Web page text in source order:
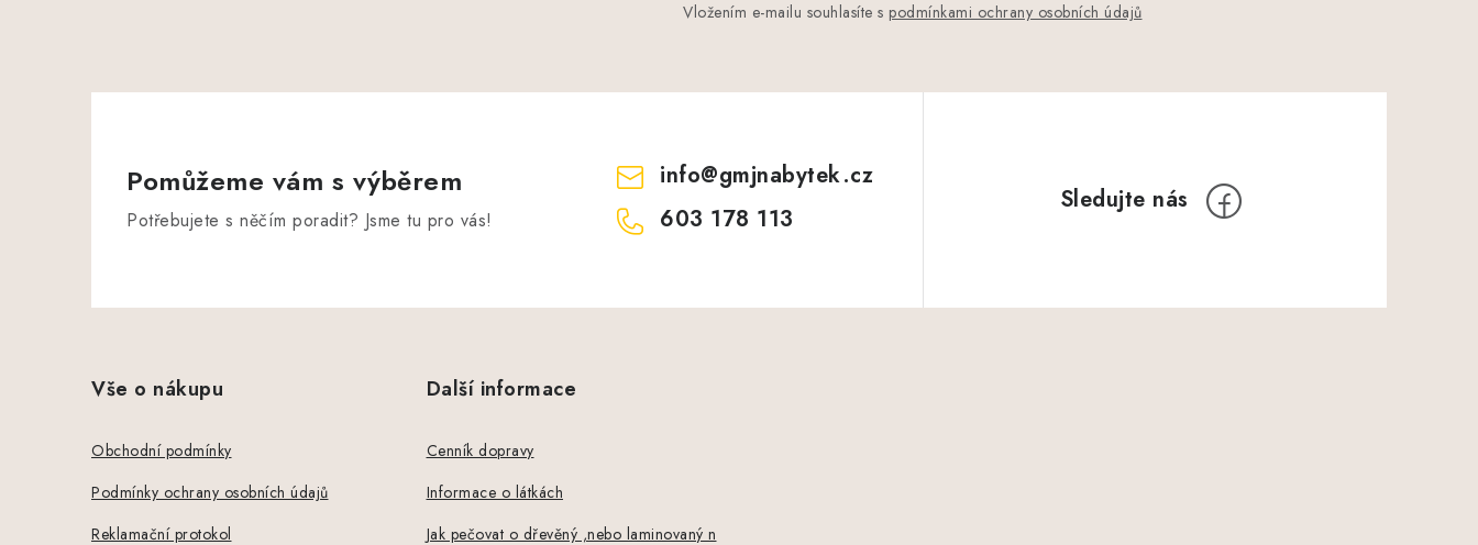
Vložením e-mailu souhlasíte s podmínkami ochrany osobních údajů
Pomůžeme vám s výběrem
Potřebujete s něčím poradit? Jsme tu pro vás!
info@gmjnabytek.cz
603 178 113
Vše o nákupu
Obchodní podmínky
Podmínky ochrany osobních údajů
Reklamační protokol
Další informace
Cenník dopravy
Informace o látkách
Jak pečovat o dřevěný ,nebo laminovaný n